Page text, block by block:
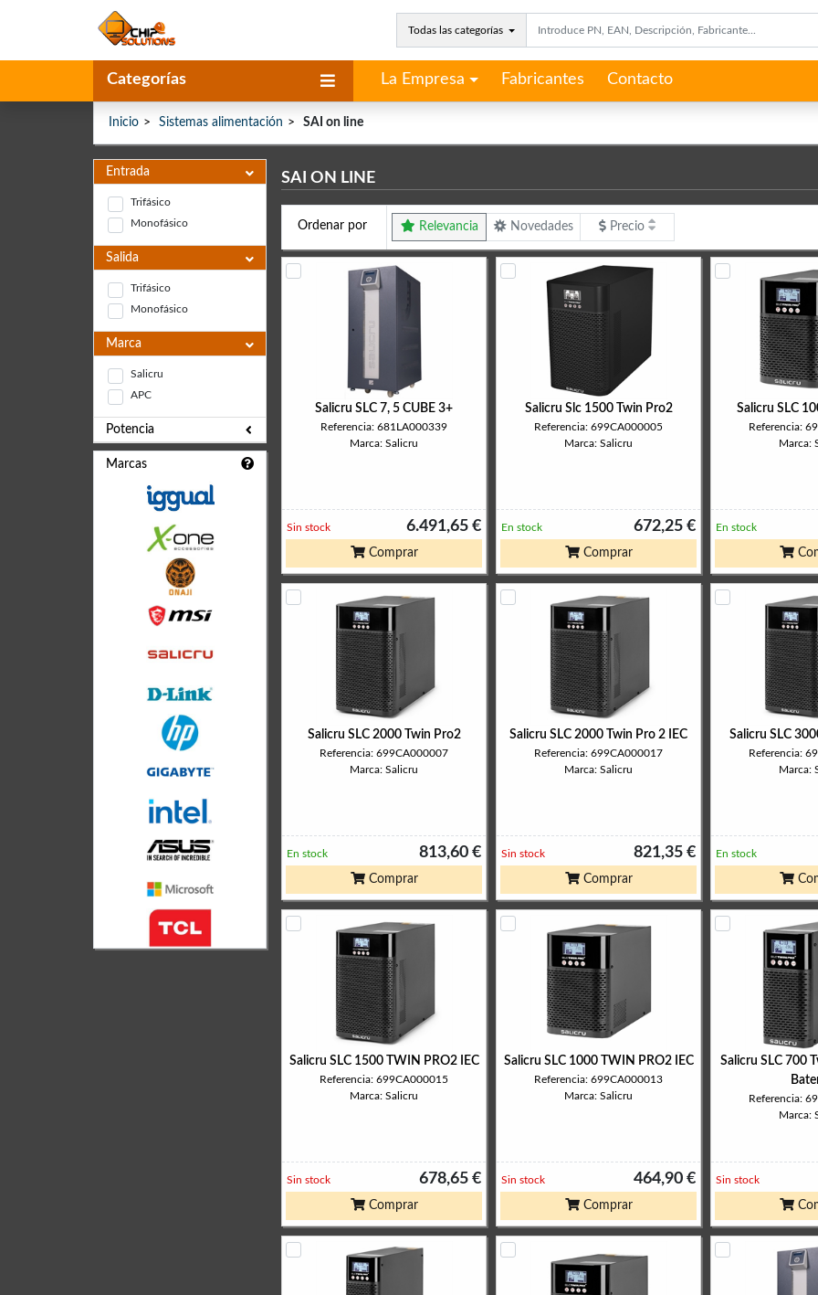
Todas las categorías
Categorías La Empresa Fabricantes Contacto
Inicio Sistemas alimentación SAI on line
Entrada
Trifásico
Monofásico
Salida
Trifásico
Monofásico
Marca
Salicru
APC
Potencia
Marcas
SAI ON LINE
Ordenar por Relevancia Novedades Precio
Salicru SLC 7, 5 CUBE 3+
Referencia: 681LA000339
Marca: Salicru
6.491,65 €
Sin stock
Comprar
Salicru Slc 1500 Twin Pro2
Referencia: 699CA000005
Marca: Salicru
672,25 €
En stock
Comprar
Salicru SLC
Referencia:
Marca:
En stock
Salicru SLC 2000 Twin Pro2
Referencia: 699CA000007
Marca: Salicru
813,60 €
En stock
Comprar
Salicru SLC 2000 Twin Pro 2 IEC
Referencia: 699CA000017
Marca: Salicru
821,35 €
Sin stock
Comprar
Salicru SLC
Referencia:
Marca:
En stock
Salicru SLC 1500 TWIN PRO2 IEC
Referencia: 699CA000015
Marca: Salicru
678,65 €
Sin stock
Comprar
Salicru SLC 1000 TWIN PRO2 IEC
Referencia: 699CA000013
Marca: Salicru
464,90 €
Sin stock
Comprar
Salicru SLC 700
Referencia:
Marca:
Sin stock